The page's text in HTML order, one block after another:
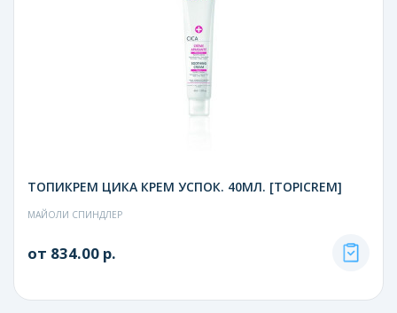
ТОПИКРЕМ ЦИКА КРЕМ УСПОК. 40МЛ. [TOPICREM]
МАЙОЛИ СПИНДЛЕР
от 834.00 р.